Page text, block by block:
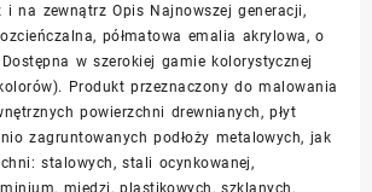
i na zewnątrz Opis Najnowszej generacji,
półmatowa emalia akrylowa, o
w szerokiej gamie kolorystycznej
Produkt przeznaczony do malowania
powierzchni drewnianych, płyt
zagruntowanych podłoży metalowych, jak
stalowych, stali ocynkowanej,
miedzi, plastikowych, szklanych,